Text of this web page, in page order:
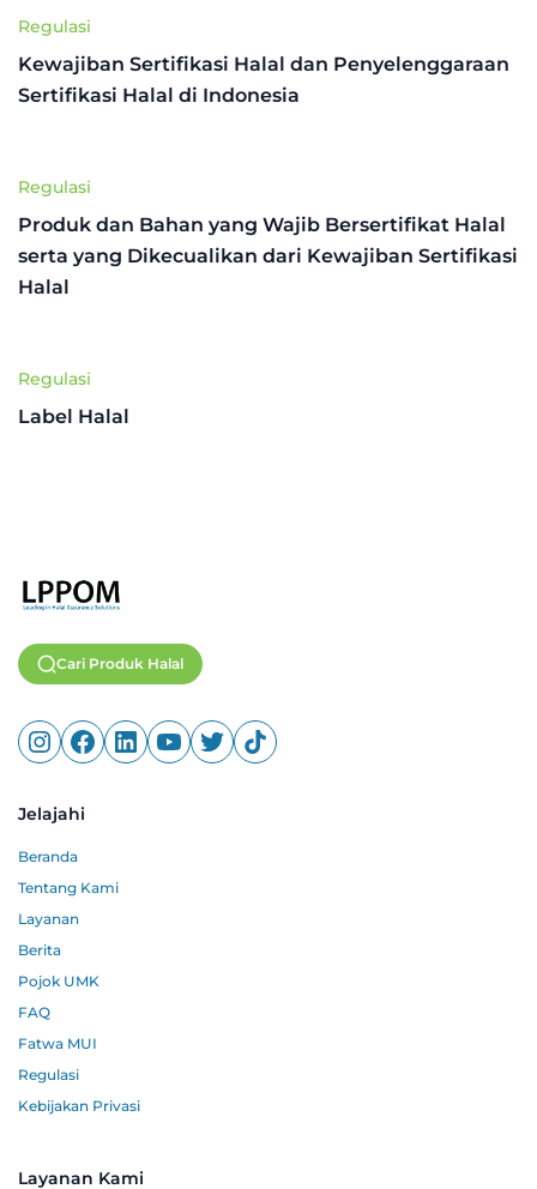
Regulasi
Kewajiban Sertifikasi Halal dan Penyelenggaraan
Sertifikasi Halal di Indonesia
Regulasi
Produk dan Bahan yang Wajib Bersertifikat Halal
serta yang Dikecualikan dari Kewajiban Sertifikasi
Halal
Regulasi
Label Halal
Cari Produk Halal
Jelajahi
Beranda
Tentang Kami
Layanan
Berita
Pojok UMK
FAQ
Fatwa MUI
Regulasi
Kebijakan Privasi
Layanan Kami